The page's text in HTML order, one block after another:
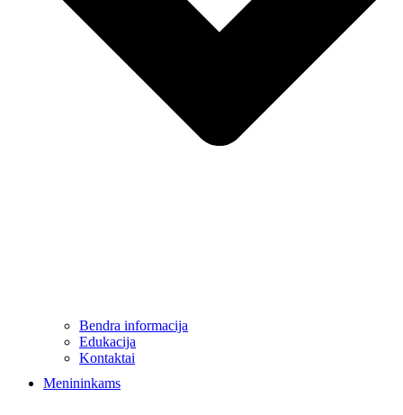
Bendra informacija
Edukacija
Kontaktai
Menininkams